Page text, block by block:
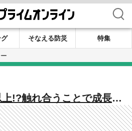
検索
そなえる防災
特集
!?触れ合うことで成長す
が可愛い…どんな
のか聞いた